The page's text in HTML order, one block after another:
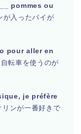
pommes ou
が入ったパイが
pour aller en
転車を使うのが
je préfère
リンが一番好きで